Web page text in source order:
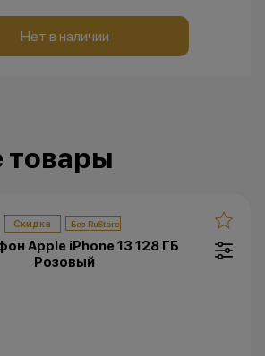
Нет в наличии
товары
Скидка
Apple iPhone 13 128 ГБ
Розовый